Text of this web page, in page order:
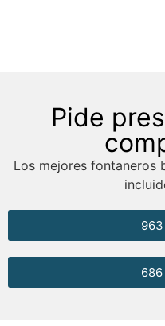
Pide
Los mejores fontaneros